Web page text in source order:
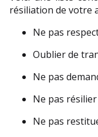
résiliation de votre
Ne pas
Oublier de
Ne pas
Ne pas
Ne pas